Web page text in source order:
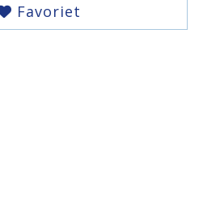
Favoriet